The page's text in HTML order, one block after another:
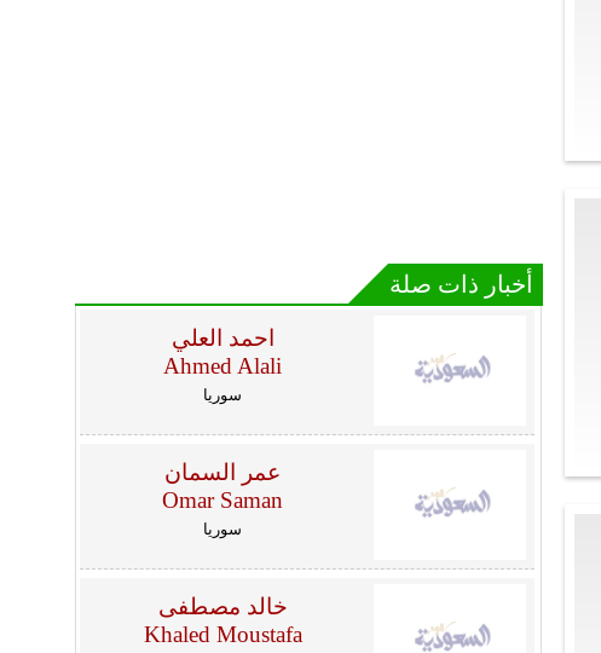
أخبار ذات صلة
احمد العلي
Ahmed Alali
سوريا
عمر السمان
Omar Saman
سوريا
خالد مصطفى
Khaled Moustafa